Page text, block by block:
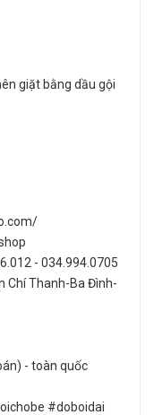
giặt bằng dầu gội
- 034.994.0705
Chí Thanh-Ba Đình-
- toàn quốc
#doboidai